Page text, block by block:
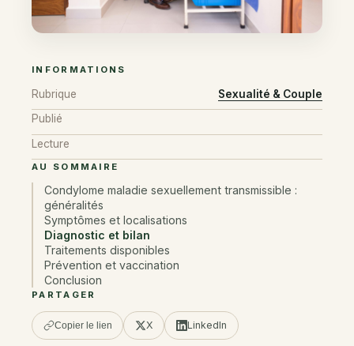
INFORMATIONS
Rubrique
Sexualité & Couple
Publié
Lecture
AU SOMMAIRE
Condylome maladie sexuellement transmissible :
généralités
Symptômes et localisations
Diagnostic et bilan
Traitements disponibles
Prévention et vaccination
Conclusion
PARTAGER
Copier le lien X LinkedIn